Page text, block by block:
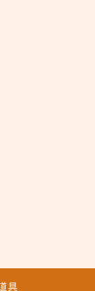
具